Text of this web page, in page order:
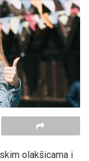
olakšicama i